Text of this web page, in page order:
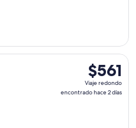
$561
Viaje
redondo,
$561
Viaje redondo
encontrado hace 2 días
salida el jue, 27 ago.